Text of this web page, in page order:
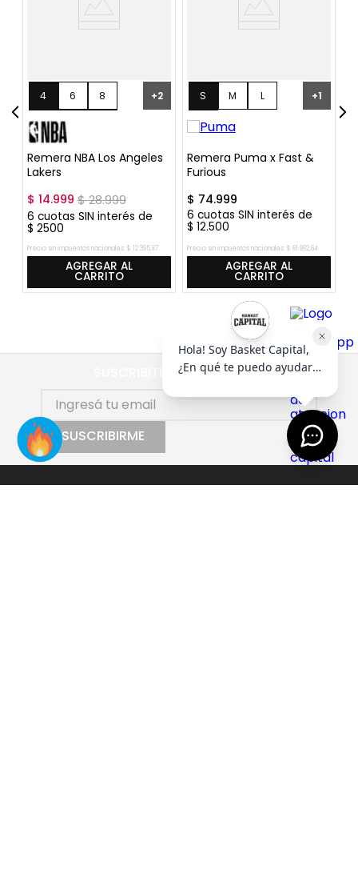
10
4 6 8 +2
Remera NBA Los Angeles
Lakers
$ 14.999 $28.999
6 cuotas SIN interés de
$ 2500
Precio sin impuestos nacionales: $ 12.395,87
AGREGAR AL
CARRITO
S L
M
XL
+1
Remera Puma x Fast &
Furious
$ 74.999
6 cuotas SIN interés de
$ 12.500
Precio sin impuestos nacionales: $ 61 982,64
AGREGAR AL
CARRITO
SUSCRIBITE AL NEWSLETTER
SUSCRIBIRME
AYUDA +